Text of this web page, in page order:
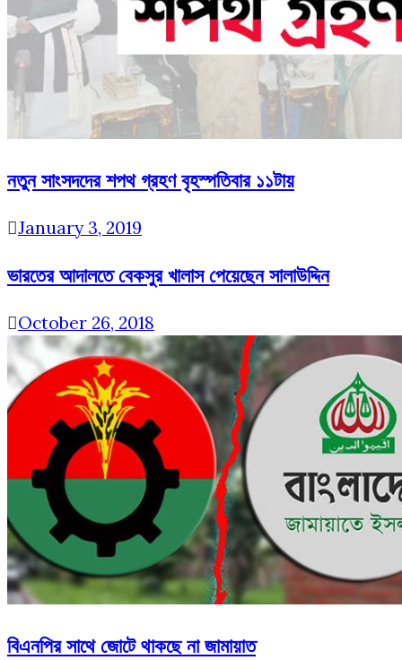
নতুন সাংসদদের শপথ গ্রহণ বৃহস্পতিবার ১১টায়
January 3, 2019
ভারতের আদালতে বেকসুর খালাস পেয়েছেন সালাউদ্দিন
October 26, 2018
বিএনপির সাথে জোটে থাকছে না জামায়াত